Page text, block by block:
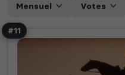
Mensuel Votes
#11